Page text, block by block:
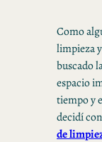
Como
limpieza
buscado
espacio
tiempo y
decidí
de